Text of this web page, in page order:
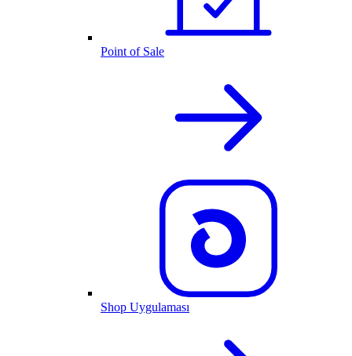
Point of Sale
Shop Uygulaması